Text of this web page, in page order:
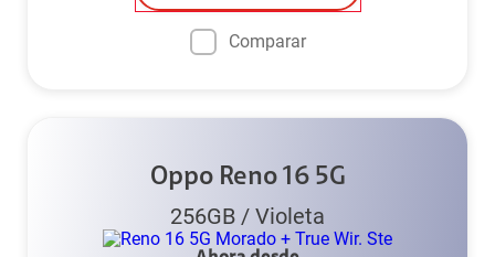
Comparar
Oppo Reno 16 5G
256GB / Violeta